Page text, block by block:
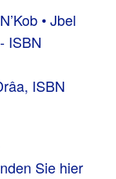
• Jbel
ISBN
ISBN
Sie hier